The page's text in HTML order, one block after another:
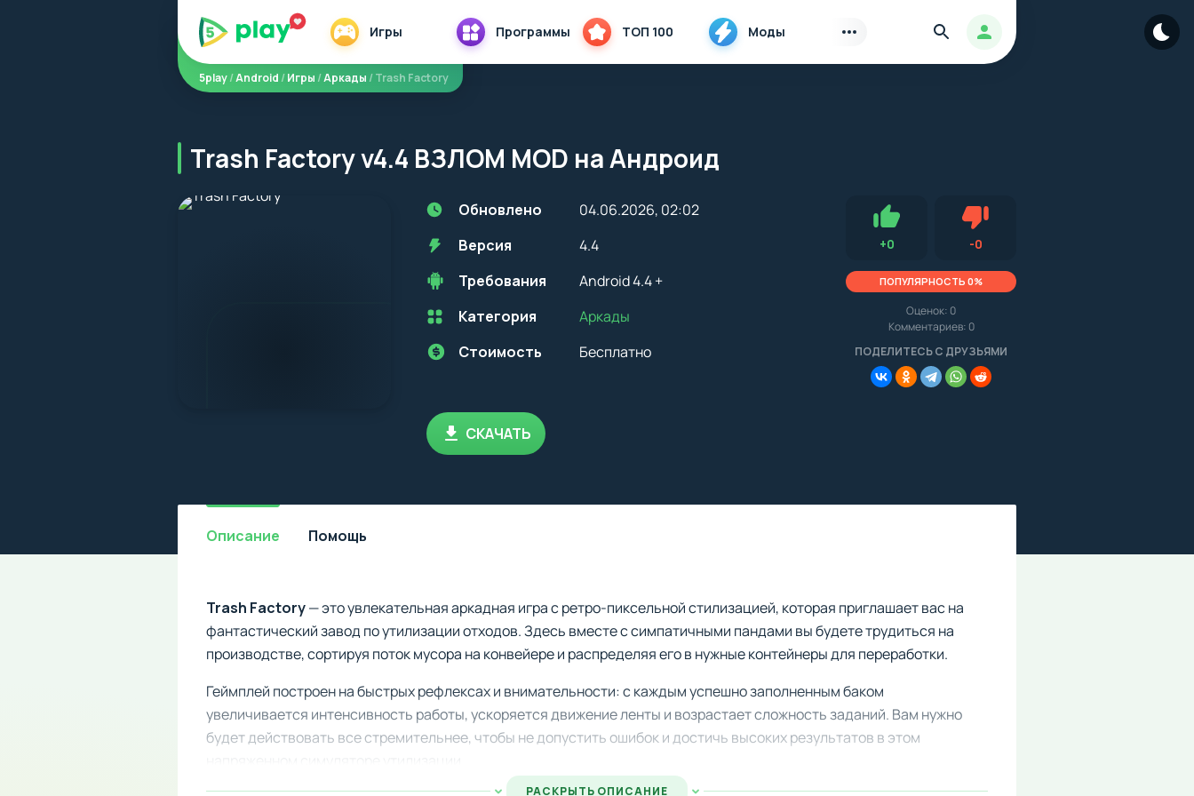
Игры Программы ТОП 100 Моды Авторизация
Найти
5play/Android /Игры /Аркады / Trash Factory
Trash Factory v4.4 ВЗЛОМ MOD на Андроид
Обновлено
04.06.2026, 02:02
Версия
4.4
Требования
Android 4.4 +
Перед установкой приложения на устройство с Android, стоит
учитывать версию OS. Мы всегда указываем минимальные
Категория
Аркады
Стоимость
Бесплатно
+0Нравится -0Не нравится (0.0, 0, 9797)
ПОПУЛЯРНОСТЬ 0%
Оценок: 0
Комментариев: 0
СКАЧАТЬ
Описание Помощь
Trash Factory— это увлекательная аркадная игра с ретро-пиксельной стилизацией, которая приглашает вас на
фантастический завод по утилизации отходов. Здесь вместе с симпатичными пандами вы будете трудиться на
производстве, сортируя поток мусора на конвейере и распределяя его в нужные контейнеры для переработки.
Геймплей построен на быстрых рефлексах и внимательности: с каждым успешно заполненным баком
увеличивается интенсивность работы, ускоряется движение ленты и возрастает сложность заданий. Вам нужно
будет действовать все стремительнее, чтобы не допустить ошибок и достичь высоких результатов в этом
РАСКРЫТЬ ОПИСАНИЕ